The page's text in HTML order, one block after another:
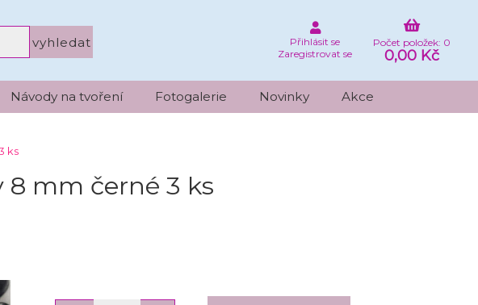
Počet položek: 0
0,00 Kč
Přihlásit se
Zaregistrovat se
Návody na tvoření Fotogalerie Novinky Akce
ks
mm černé 3 ks